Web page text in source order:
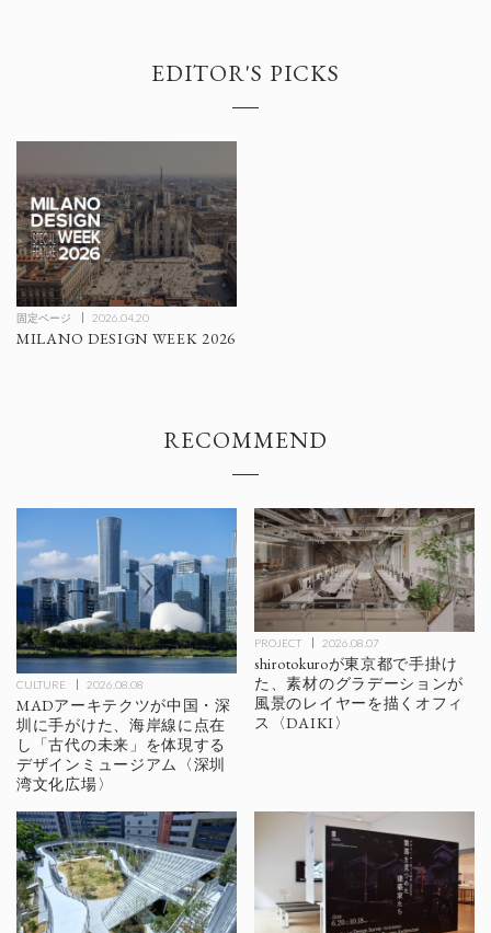
EDITOR'S PICKS
固定ページ 2026.04.20
MILANO DESIGN WEEK 2026
RECOMMEND
CULTURE 2026.08.08
MADアーキテクツが中国・深
圳に手がけた、海岸線に点在
し「古代の未来」を体現する
デザインミュージアム〈深圳
湾文化広場〉
PROJECT 2026.08.07
shirotokuroが東京都で手掛け
た、素材のグラデーションが
風景のレイヤーを描くオフィ
ス〈DAIKI〉